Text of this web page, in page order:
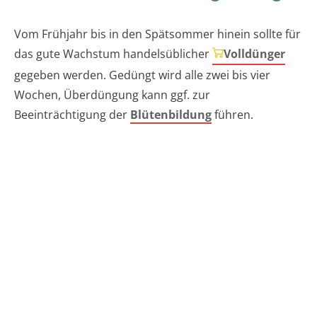
Vom Frühjahr bis in den Spätsommer hinein sollte für
das gute Wachstum handelsüblicher
Volldünger
gegeben werden. Gedüngt wird alle zwei bis vier
Wochen, Überdüngung kann ggf. zur
Beeinträchtigung der Blütenbildungführen.